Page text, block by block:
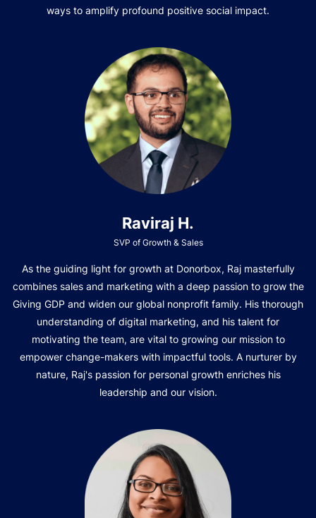
ways to amplify profound positive social impact.
Raviraj H.
SVP of Growth & Sales
As the guiding light for growth at Donorbox, Raj masterfully
combines sales and marketing with a deep passion to grow the
Giving GDP and widen our global nonprofit family. His thorough
understanding of digital marketing, and his talent for
motivating the team, are vital to growing our mission to
empower change-makers with impactful tools. A nurturer by
nature, Raj's passion for personal growth enriches his
leadership and our vision.